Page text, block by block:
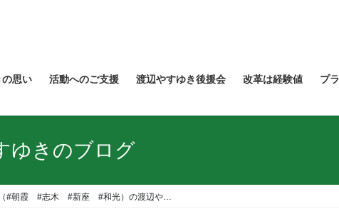
思い 活動へのご支援 渡辺やすゆき後援会 改革は経験値 プ
ゆきのブログ
（#朝霞 #志木 #新座 #和光）の渡辺や…